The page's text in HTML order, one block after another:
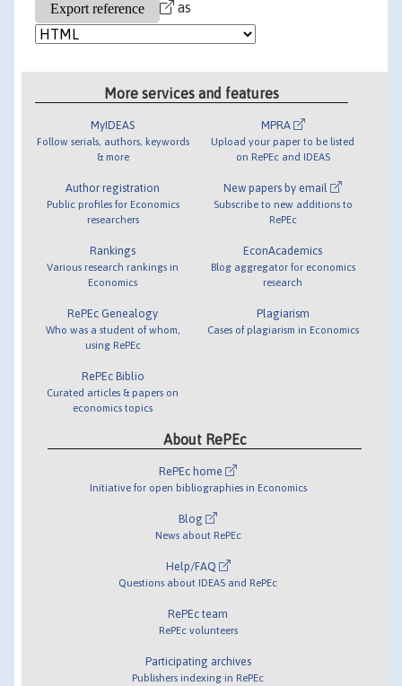
as
More services and features
MyIDEAS
Follow serials, authors, keywords
& more
Author registration
Public profiles for Economics
researchers
Rankings
Various research rankings in
Economics
RePEc Genealogy
Who was a student of whom,
using RePEc
RePEc Biblio
Curated articles & papers on
economics topics
MPRA
Upload your paper to be listed
on RePEc and IDEAS
New papers by email
Subscribe to new additions to
RePEc
EconAcademics
Blog aggregator for economics
research
Plagiarism
Cases of plagiarism in Economics
About RePEc
RePEc home
Initiative for open bibliographies in Economics
Blog
News about RePEc
Help/FAQ
Questions about IDEAS and RePEc
RePEc team
RePEc volunteers
Participating archives
Publishers indexing in RePEc